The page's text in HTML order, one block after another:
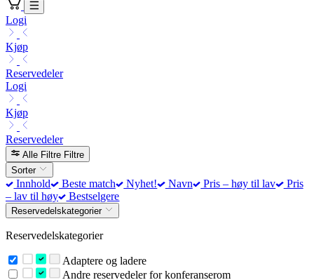
Logi
Kjøp
Reservedeler
Logi
Kjøp
Reservedeler
Alle Filtre Filtre
Sorter
Innhold Beste match Nyhet! Navn Pris – høy til lav
Pris
– lav til høy
Bestselgere
Reservedelskategorier
Reservedelskategorier
Adaptere og ladere
Andre reservedeler for konferanserom